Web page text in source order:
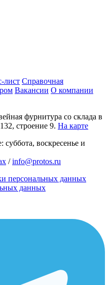
лист Справочная
Вакансии О компании
фурнитура со склада в
строение 9. На карте
воскресенье и
/info@protos.ru
персональных данных
данных